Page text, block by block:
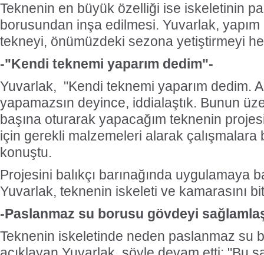
Teknenin en büyük özelliği ise iskeletinin
borusundan inşa edilmesi. Yuvarlak, yapım
tekneyi, önümüzdeki sezona yetiştirmeyi
-"Kendi teknemi yaparım dedim"-
Yuvarlak, "Kendi teknemi yaparım dedim.
yapamazsın deyince, iddialaştık. Bunun
başına oturarak yapacağım teknenin
için gerekli malzemeleri alarak çalışmalara
konuştu.
Projesini balıkçı barınağında uygulamaya
Yuvarlak, teknenin iskeleti ve kamarasını
-Paslanmaz su borusu gövdeyi
Teknenin iskeletinde neden paslanmaz su